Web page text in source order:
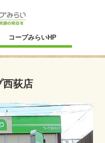
コープみらいHP新規ウィンドウ
西荻店